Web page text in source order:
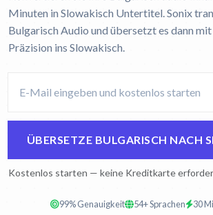
Minuten in Slowakisch Untertitel. Sonix
Bulgarisch Audio und übersetzt es dann
Präzision ins Slowakisch.
ÜBERSETZE BULGARISCH NACH
Kostenlos starten — keine Kreditkarte
99% Genauigkeit 54+ Sprachen 30